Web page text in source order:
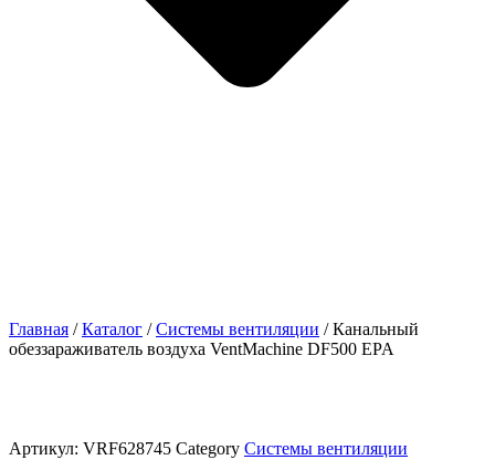
Главная /Каталог /Системы вентиляции / Канальный
обеззараживатель воздуха VentMachine DF500 EPA
Артикул: VRF628745 Category Системы вентиляции